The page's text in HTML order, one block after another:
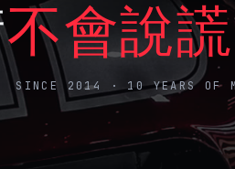
不會說謊
SINCE 2014 · 10 YEARS OF